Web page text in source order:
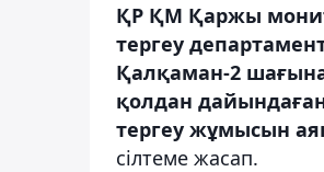
ҚР ҚМ Қаржы
тергеу
Қалқаман-2
қолдан
тергеу жұмысын
сілтеме жасап.